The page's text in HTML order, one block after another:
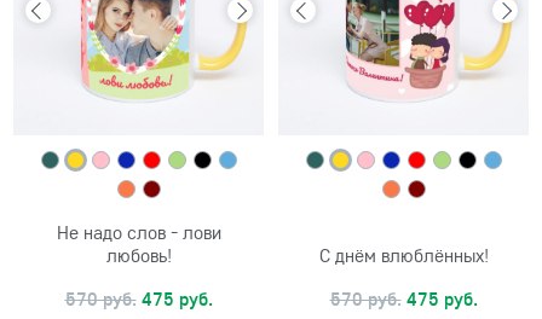
Не надо слов - лови
любовь!
570 руб. 475 руб.
С днём влюблённых!
570 руб. 475 руб.